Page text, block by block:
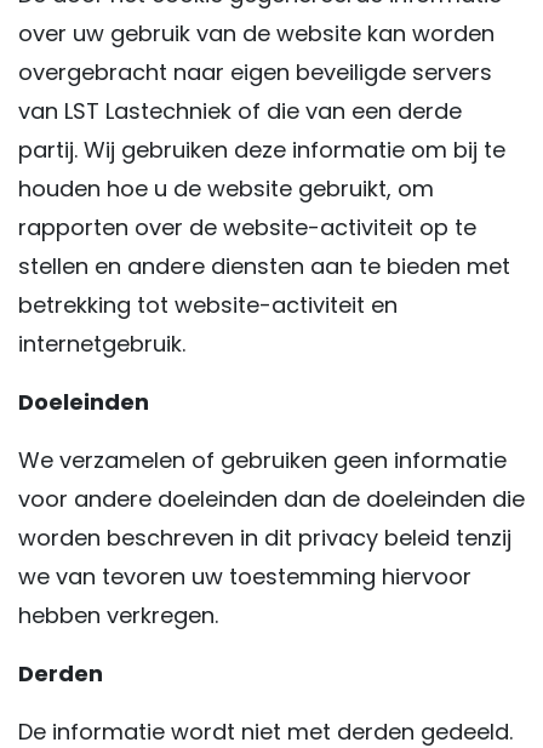
over uw gebruik van de website kan worden
overgebracht naar eigen beveiligde servers
van LST Lastechniek of die van een derde
partij. Wij gebruiken deze informatie om bij te
houden hoe u de website gebruikt, om
rapporten over de website-activiteit op te
stellen en andere diensten aan te bieden met
betrekking tot website-activiteit en
internetgebruik.
Doeleinden
We verzamelen of gebruiken geen informatie
voor andere doeleinden dan de doeleinden die
worden beschreven in dit privacy beleid tenzij
we van tevoren uw toestemming hiervoor
hebben verkregen.
Derden
De informatie wordt niet met derden gedeeld.